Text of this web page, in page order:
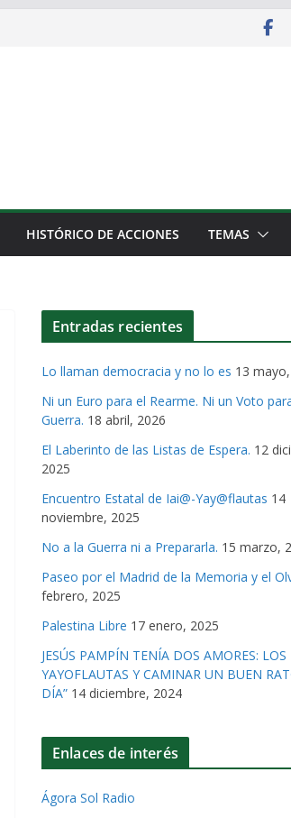
HISTÓRICO DE ACCIONES TEMAS
Entradas recientes
Lo llaman democracia y no lo es 13
Ni un Euro para el Rearme. Ni un Voto
Guerra. 18 abril, 2026
El Laberinto de las Listas de Espera. 12
2025
Encuentro Estatal de Iai@-Yay@flautas 14
noviembre, 2025
No a la Guerra ni a Prepararla. 15 marzo,
Paseo por el Madrid de la Memoria y el
febrero, 2025
Palestina Libre 17 enero, 2025
JESÚS PAMPÍN TENÍA DOS AMORES: LOS
YAYOFLAUTAS Y CAMINAR UN BUEN
DÍA” 14 diciembre, 2024
Enlaces de interés
Ágora Sol Radio